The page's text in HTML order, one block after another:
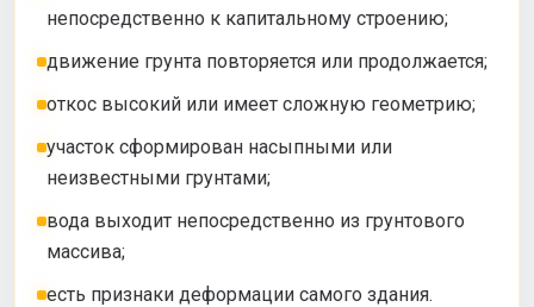
непосредственно к капитальному строению;
движение грунта повторяется или продолжается;
откос высокий или имеет сложную геометрию;
участок сформирован насыпными или
неизвестными грунтами;
вода выходит непосредственно из грунтового
массива;
есть признаки деформации самого здания.